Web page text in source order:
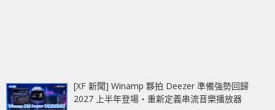
[XF 新聞] Winamp 夥拍 Deezer 準備強勢回歸
2027 上半年登場‧重新定義串流音樂播放器